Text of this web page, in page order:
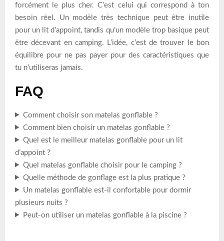
forcément le plus cher. C’est celui qui correspond à ton
besoin réel. Un modèle très technique peut être inutile
pour un lit d’appoint, tandis qu’un modèle trop basique peut
être décevant en camping. L’idée, c’est de trouver le bon
équilibre pour ne pas payer pour des caractéristiques que
tu n’utiliseras jamais.
FAQ
Comment choisir son matelas gonflable ?
Comment bien choisir un matelas gonflable ?
Quel est le meilleur matelas gonflable pour un lit
d’appoint ?
Quel matelas gonflable choisir pour le camping ?
Quelle méthode de gonflage est la plus pratique ?
Un matelas gonflable est-il confortable pour dormir
plusieurs nuits ?
Peut-on utiliser un matelas gonflable à la piscine ?